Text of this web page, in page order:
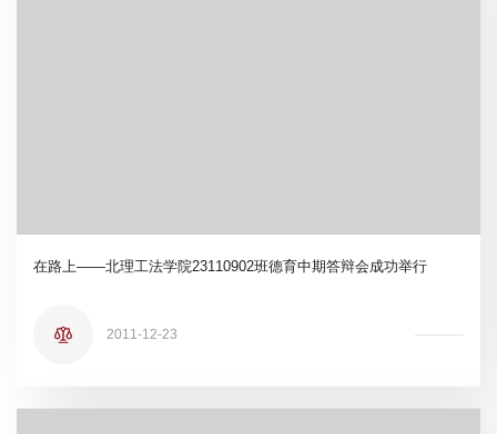
在路上——北理工法学院23110902班德育中期答辩会成功举行
2011-12-23